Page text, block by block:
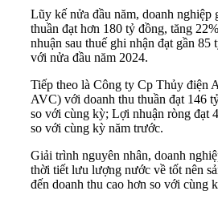
Lũy kế nửa đầu năm, doanh nghiệp
thuần đạt hơn 180 tỷ đồng, tăng
nhuận sau thuế ghi nhận đạt gần 85
với nửa đầu năm 2024.
Tiếp theo là Công ty Cp Thủy điện
AVC) với doanh thu thuần đạt 146
so với cùng kỳ; Lợi nhuận ròng đạt
so với cùng kỳ năm trước.
Giải trình nguyên nhân, doanh
thời tiết lưu lượng nước về tốt nên
đến doanh thu cao hơn so với cùng